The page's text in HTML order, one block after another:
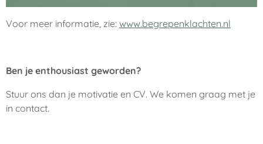
Voor meer informatie, zie: www.begrepenklachten.nl
Ben je enthousiast geworden?
Stuur ons dan je motivatie en CV. We komen graag met je
in contact.